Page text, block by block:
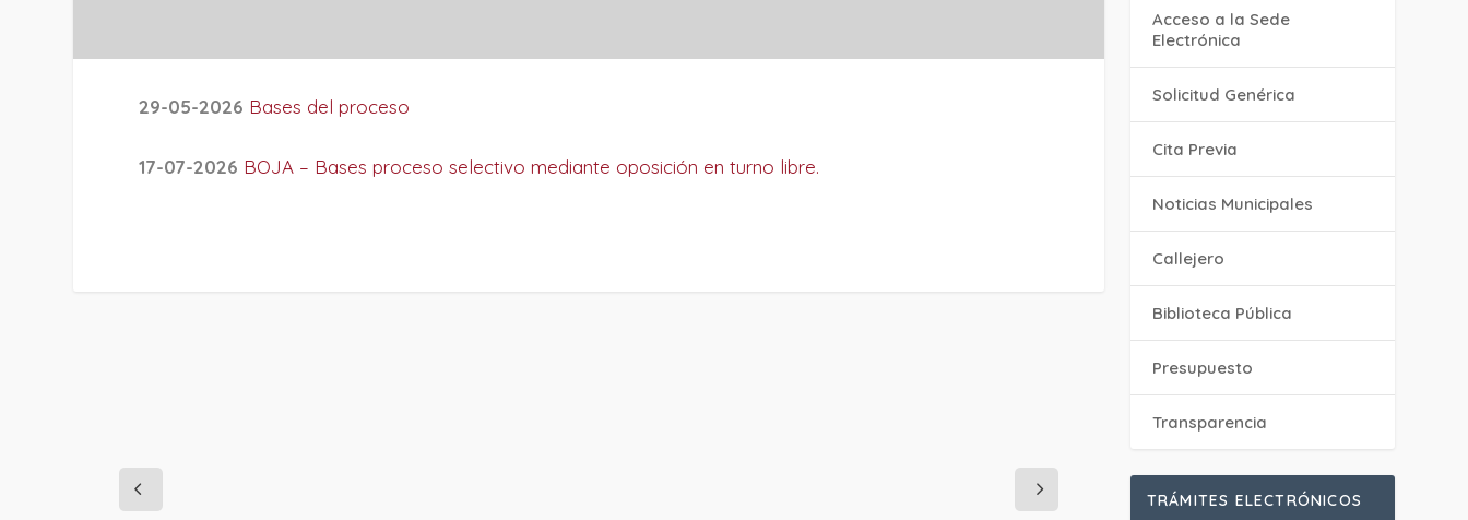
29-05-2026 Bases del proceso
17-07-2026 BOJA – Bases proceso selectivo mediante oposición en turno libre.
Acceso a la Sede
Electrónica
Solicitud Genérica
Cita Previa
‎Noticias Municipales
Callejero
Biblioteca Pública
Presupuesto
Transparencia
TRÁMITES ELECTRÓNICOS